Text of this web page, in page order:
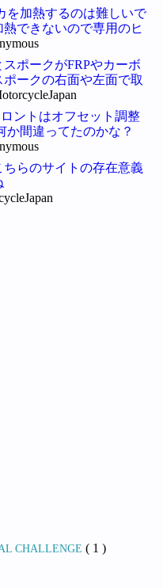
を加熱するのは難しいで
できないので専用のヒ
ポークがFRPやカーボ
ークの右面や左面で取
ントはオフセット調整
か間違ってたのかな？
らのサイトの存在意義
CHALLENGE ( 1 )